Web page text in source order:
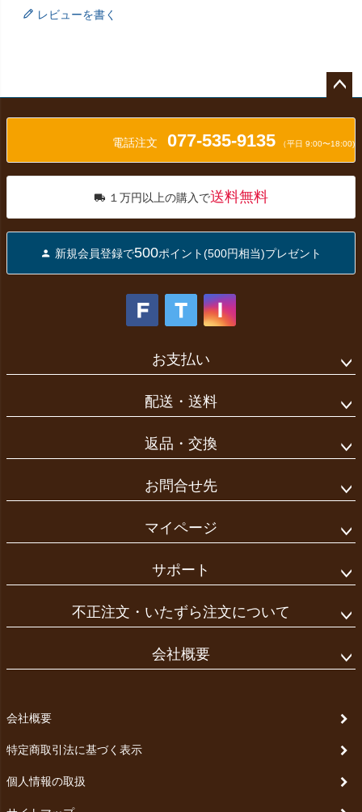
レビューを書く
ップ
電話注文 077-535-9135 （平日 9:00〜18:00)
１万円以上の購入で送料無料
新規会員登録で500ポイント(500円相当)プレゼント
お支払い
配送・送料
返品・交換
お問合せ先
マイページ
サポート
不正注文・いたずら注文について
会社概要
会社概要
特定商取引法に基づく表示
個人情報の取扱